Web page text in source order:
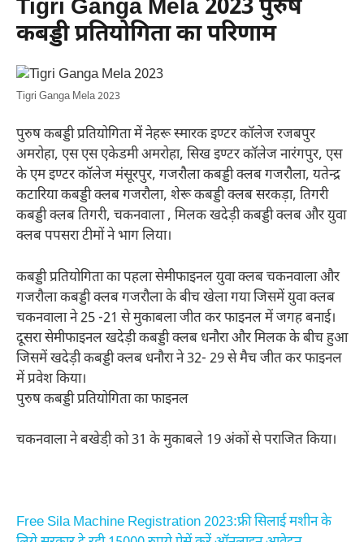
Tigri Ganga Mela 2023 पुरुष
कबड्डी प्रतियोगिता का परिणाम
Tigri Ganga Mela 2023
पुरुष कबड्डी प्रतियोगिता में नेहरू स्मारक इण्टर कॉलेज रजबपुर
अमरोहा, एस एस एकेडमी अमरोहा, सिख इण्टर कॉलेज नारंगपुर, एस
के एम इण्टर कॉलेज मंसूरपुर, गजरौला कबड्डी क्लब गजरौला, यतेन्द्र
कटारिया कबड्डी क्लब गजरौला, शेरू कबड्डी क्लब सरकड़ा, तिगरी
कबड्डी क्लब तिगरी, चकनवाला , मिलक खदेड़ी कबड्डी क्लब और युवा
क्लब पपसरा टीमों ने भाग लिया।
कबड्डी प्रतियोगिता का पहला सेमीफाइनल युवा क्लब चकनवाला और
गजरौला कबड्डी क्लब गजरौला के बीच खेला गया जिसमें युवा क्लब
चकनवाला ने 25 -21 से मुकाबला जीत कर फाइनल में जगह बनाई।
दूसरा सेमीफाइनल खदेड़ी कबड्डी क्लब धनौरा और मिलक के बीच हुआ
जिसमें खदेड़ी कबड्डी क्लब धनौरा ने 32- 29 से मैच जीत कर फाइनल
में प्रवेश किया।
पुरुष कबड्डी प्रतियोगिता का फाइनल
चकनवाला ने बखेडी़ को 31 के मुकाबले 19 अंकों से पराजित किया।
Free Sila Machine Registration 2023:फ्री सिलाई मशीन के